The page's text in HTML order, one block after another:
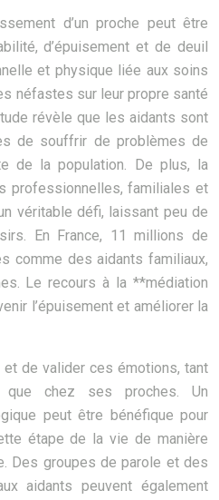
d’un proche peut être
d’épuisement et de deuil
et physique liée aux soins
néfastes sur leur propre santé
révèle que les aidants sont
de souffrir de problèmes de
de la population. De plus, la
professionnelles, familiales et
véritable défi, laissant peu de
En France, 11 millions de
comme des aidants familiaux,
Le recours à la **médiation
l’épuisement et améliorer la
et de valider ces émotions, tant
chez ses proches. Un
peut être bénéfique pour
étape de la vie de manière
Des groupes de parole et des
aidants peuvent également